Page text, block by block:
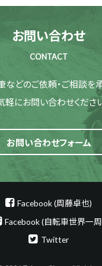
お問い合わせ
CONTACT
などのご依頼・ご相談を承
軽にお問い合わせくださ
お問い合わせフォーム
Facebook (周藤卓也)
Facebook (自転車世界一
Twitter